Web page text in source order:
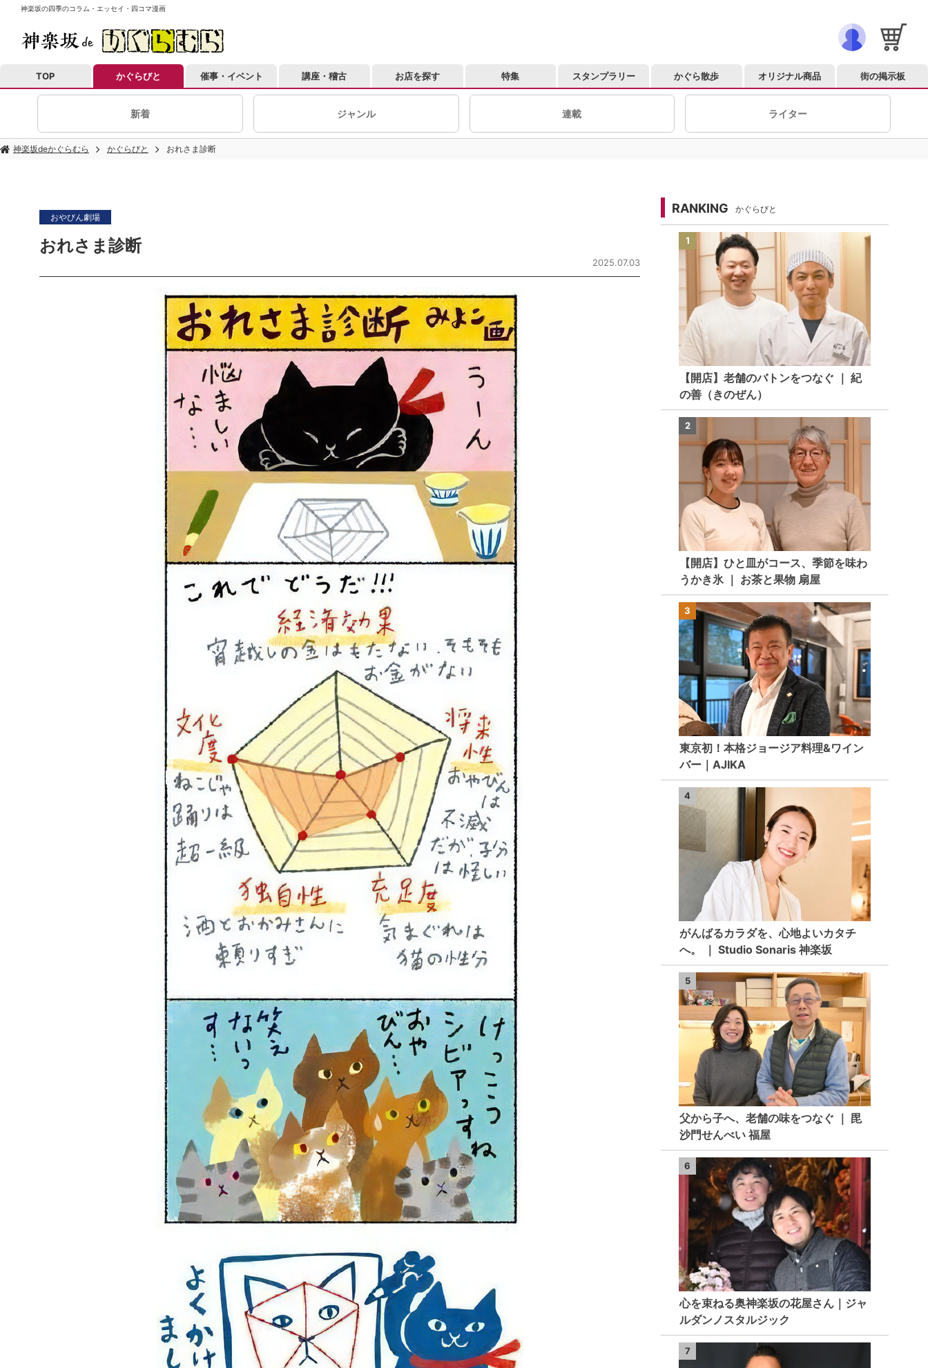
神楽坂の四季のコラム・エッセイ・四コマ漫画
TOP かぐらびと 催事・イベント 講座・稽古 お店を探す 特集 スタンプラリー かぐら散歩 オリジナル商品 街の掲示板
新着 ジャンル 連載 ライター
神楽坂deかぐらむら かぐらびと おれさま診断
おやびん劇場
おれさま診断
2025.07.03
RANKING かぐらびと
1
【開店】老舗のバトンをつなぐ ｜ 紀
の善（きのぜん）
2
【開店】ひと皿がコース、季節を味わ
うかき氷 ｜ お茶と果物 扇屋
3
東京初！本格ジョージア料理&ワイン
バー｜AJIKA
4
がんばるカラダを、心地よいカタチ
へ。 ｜ Studio Sonaris 神楽坂
5
父から子へ、老舗の味をつなぐ ｜ 毘
沙門せんべい 福屋
6
心を束ねる奥神楽坂の花屋さん｜ジャ
ルダンノスタルジック
7